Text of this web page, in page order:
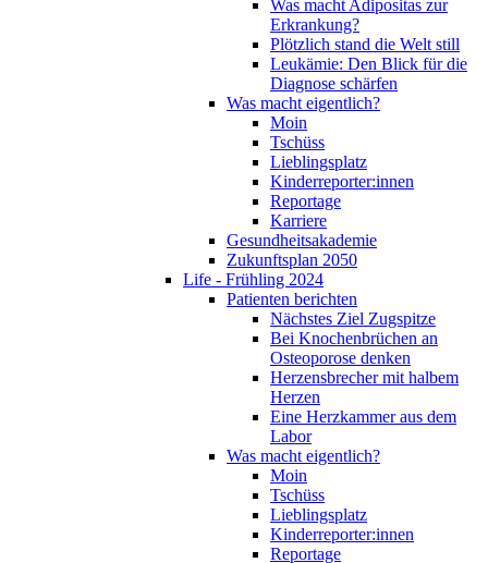
Was macht Adipositas zur
Erkrankung?
Plötzlich stand die Welt still
Leukämie: Den Blick für die
Diagnose schärfen
Was macht eigentlich?
Moin
Tschüss
Lieblingsplatz
Kinderreporter:innen
Reportage
Karriere
Gesundheitsakademie
Zukunftsplan 2050
Life - Frühling 2024
Patienten berichten
Nächstes Ziel Zugspitze
Bei Knochenbrüchen an
Osteoporose denken
Herzensbrecher mit halbem
Herzen
Eine Herzkammer aus dem
Labor
Was macht eigentlich?
Moin
Tschüss
Lieblingsplatz
Kinderreporter:innen
Reportage